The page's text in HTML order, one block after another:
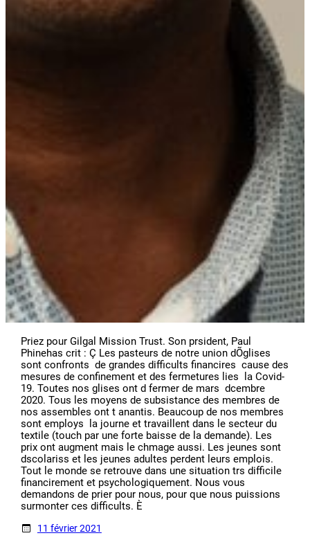
Priez pour Gilgal Mission Trust. Son prsident, Paul
Phinehas crit : Ç Les pasteurs de notre union dÕglises
sont confronts  de grandes difficults financires  cause des
mesures de confinement et des fermetures lies  la Covid-
19. Toutes nos glises ont d fermer de mars  dcembre
2020. Tous les moyens de subsistance des membres de
nos assembles ont t anantis. Beaucoup de nos membres
sont employs  la journe et travaillent dans le secteur du
textile (touch par une forte baisse de la demande). Les
prix ont augment mais le chmage aussi. Les jeunes sont
dscolariss et les jeunes adultes perdent leurs emplois.
Tout le monde se retrouve dans une situation trs difficile
financirement et psychologiquement. Nous vous
demandons de prier pour nous, pour que nous puissions
surmonter ces difficults. È
11 février 2021